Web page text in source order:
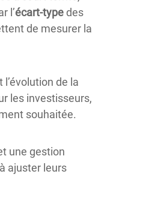
l’écart-type des
de mesurer la
l’évolution de la
les investisseurs,
souhaitée.
une gestion
ajuster leurs